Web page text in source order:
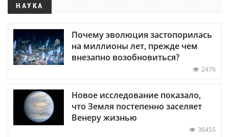
НАУКА
Почему эволюция застопорилась
на миллионы лет, прежде чем
внезапно возобновиться?
2476
Новое исследование показало,
что Земля постепенно заселяет
Венеру жизнью
36455